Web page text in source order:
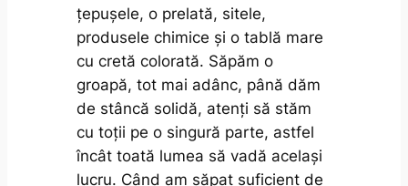
țepușele, o prelată, sitele,
produsele chimice și o tablă mare
cu cretă colorată. Săpăm o
groapă, tot mai adânc, până dăm
de stâncă solidă, atenți să stăm
cu toții pe o singură parte, astfel
încât toată lumea să vadă același
lucru. Când am săpat suficient de